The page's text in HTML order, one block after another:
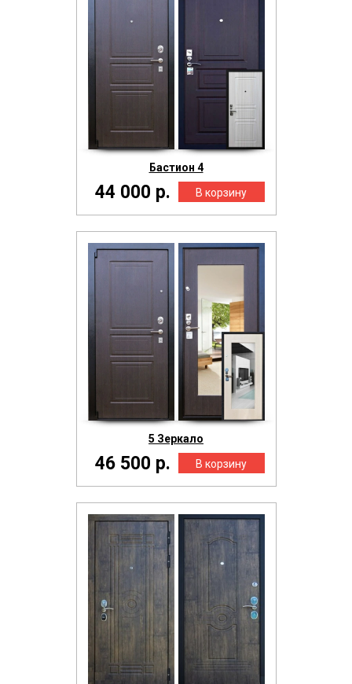
Бастион 4
44 000 р.
5 Зеркало
46 500 р.